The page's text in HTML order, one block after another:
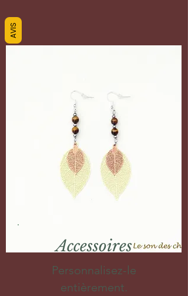
Accessoires
Personnalisez-le
entièrement.
AVIS